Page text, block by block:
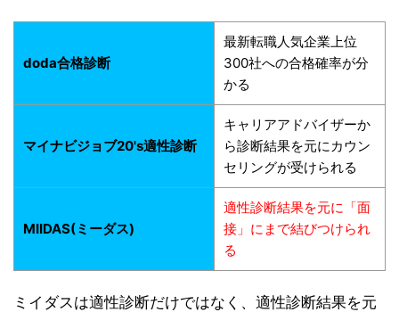
doda合格診断
最新転職人気企業上位
300社への合格確率が分
かる
マイナビジョブ20's適性診断
キャリアアドバイザーか
ら診断結果を元にカウン
セリングが受けられる
MIIDAS(ミーダス)
適性診断結果を元に「面
接」にまで結びつけられ
る
ミイダスは適性診断だけではなく、適性診断結果を元